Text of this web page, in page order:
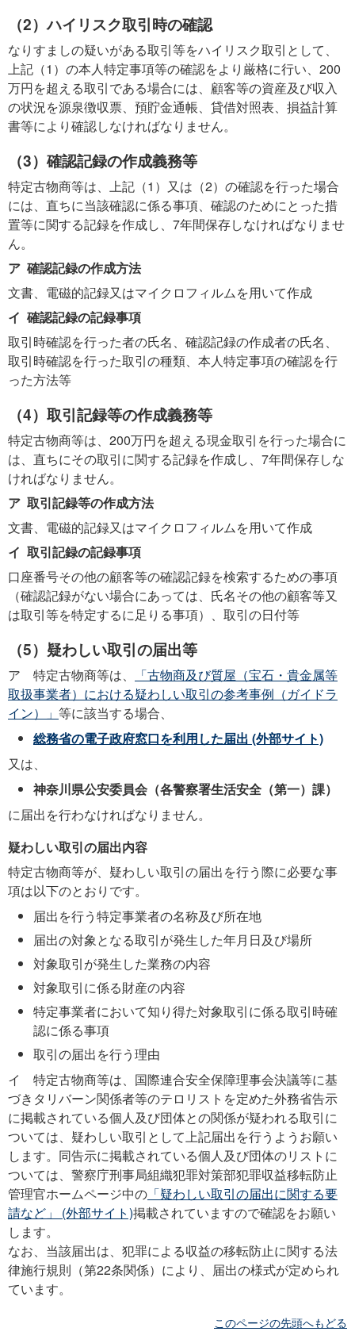
（2）ハイリスク取引時の確認
なりすましの疑いがある取引等をハイリスク取引として、
上記（1）の本人特定事項等の確認をより厳格に行い、200
万円を超える取引である場合には、顧客等の資産及び収入
の状況を源泉徴収票、預貯金通帳、貸借対照表、損益計算
書等により確認しなければなりません。
（3）確認記録の作成義務等
特定古物商等は、上記（1）又は（2）の確認を行った場合
には、直ちに当該確認に係る事項、確認のためにとった措
置等に関する記録を作成し、7年間保存しなければなりませ
ん。
ア 確認記録の作成方法
文書、電磁的記録又はマイクロフィルムを用いて作成
イ 確認記録の記録事項
取引時確認を行った者の氏名、確認記録の作成者の氏名、
取引時確認を行った取引の種類、本人特定事項の確認を行
った方法等
（4）取引記録等の作成義務等
特定古物商等は、200万円を超える現金取引を行った場合に
は、直ちにその取引に関する記録を作成し、7年間保存しな
ければなりません。
ア 取引記録等の作成方法
文書、電磁的記録又はマイクロフィルムを用いて作成
イ 取引記録の記録事項
口座番号その他の顧客等の確認記録を検索するための事項
（確認記録がない場合にあっては、氏名その他の顧客等又
は取引等を特定するに足りる事項）、取引の日付等
（5）疑わしい取引の届出等
ア 特定古物商等は、
「古物商及び質屋（宝石・貴金属等
取扱事業者）における疑わしい取引の参考事例（ガイドラ
イン）」 等に該当する場合、
総務省の電子政府窓口を利用した届出 (外部サイト)
又は、
神奈川県公安委員会（各警察署生活安全（第一）課）
に届出を行わなければなりません。
疑わしい取引の届出内容
特定古物商等が、疑わしい取引の届出を行う際に必要な事
項は以下のとおりです。
届出を行う特定事業者の名称及び所在地
届出の対象となる取引が発生した年月日及び場所
対象取引が発生した業務の内容
対象取引に係る財産の内容
特定事業者において知り得た対象取引に係る取引時確
認に係る事項
取引の届出を行う理由
イ 特定古物商等は、国際連合安全保障理事会決議等に基
づきタリバーン関係者等のテロリストを定めた外務省告示
に掲載されている個人及び団体との関係が疑われる取引に
ついては、疑わしい取引として上記届出を行うようお願い
します。同告示に掲載されている個人及び団体のリストに
ついては、警察庁刑事局組織犯罪対策部犯罪収益移転防止
管理官ホームページ中の 「疑わしい取引の届出に関する要
請など」 (外部サイト)掲載されていますので確認をお願い
します。
なお、当該届出は、犯罪による収益の移転防止に関する法
律施行規則（第22条関係）により、届出の様式が定められ
ています。
このページの先頭へもどる